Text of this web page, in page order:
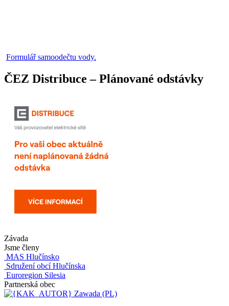
Formulář samoodečtu vody.
ČEZ Distribuce – Plánované odstávky
Závada
Jsme členy
MAS Hlučínsko
Sdružení obcí Hlučínska
Euroregion Silesia
Partnerská obec
Zawada (PL)